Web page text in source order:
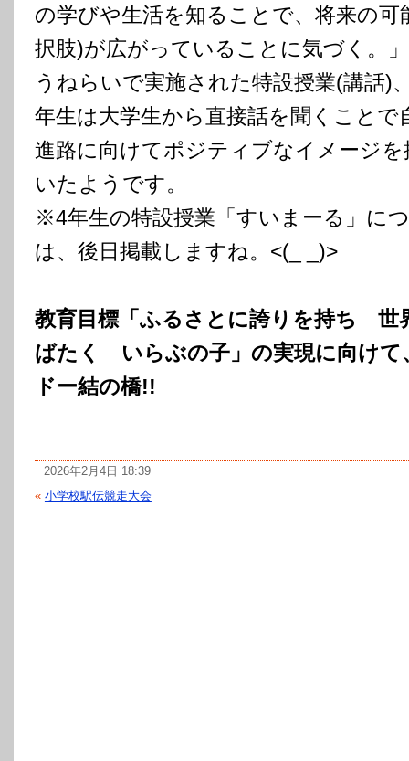
の学びや生活を知ることで、将来の可
択肢)が広がっていることに気づく。
うねらいで実施された特設授業(講話)
年生は大学生から直接話を聞くことで
進路に向けてポジティブなイメージを
いたようです。
※4年生の特設授業「すいまーる」に
は、後日掲載しますね。<(_ _)>
教育目標「ふるさとに誇りを持ち 世
ばたく いらぶの子」の実現に向けて
ドー結の橋!!
2026年2月4日 18:39
« 小学校駅伝競走大会